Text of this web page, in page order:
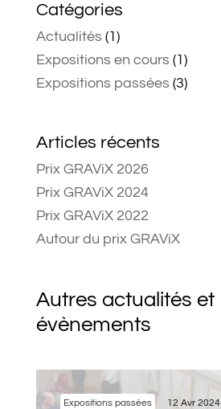
Catégories
Actualités (1)
Expositions en cours (1)
Expositions passées (3)
Articles récents
Prix GRAViX 2026
Prix GRAViX 2024
Prix GRAViX 2022
Autour du prix GRAViX
Autres actualités et
évènements
Expositions passées 12 Avr 2024